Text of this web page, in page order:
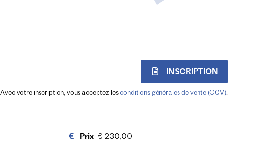
INSCRIPTION
Avec votre inscription, vous acceptez les conditions générales de vente (CGV).
Prix € 230,00